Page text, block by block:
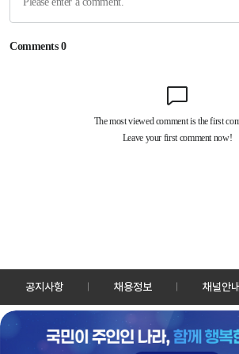
공지사항 채용정보 채널안내
30128 세종특별자치시 정부2청사로 13 한국
TEL: 044-204-8000